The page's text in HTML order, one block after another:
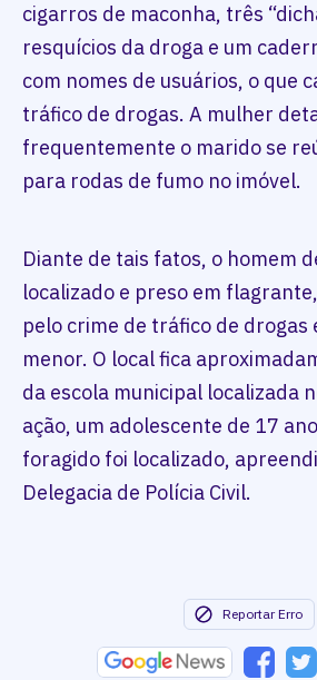
cigarros de maconha, três
resquícios da droga e um
com nomes de usuários, o que
tráfico de drogas. A mulher
frequentemente o marido se
para rodas de fumo no imóvel.
Diante de tais fatos, o homem
localizado e preso em
pelo crime de tráfico de drogas
menor. O local fica
da escola municipal localizada
ação, um adolescente de 17
foragido foi localizado,
Delegacia de Polícia Civil.
Reportar Erro